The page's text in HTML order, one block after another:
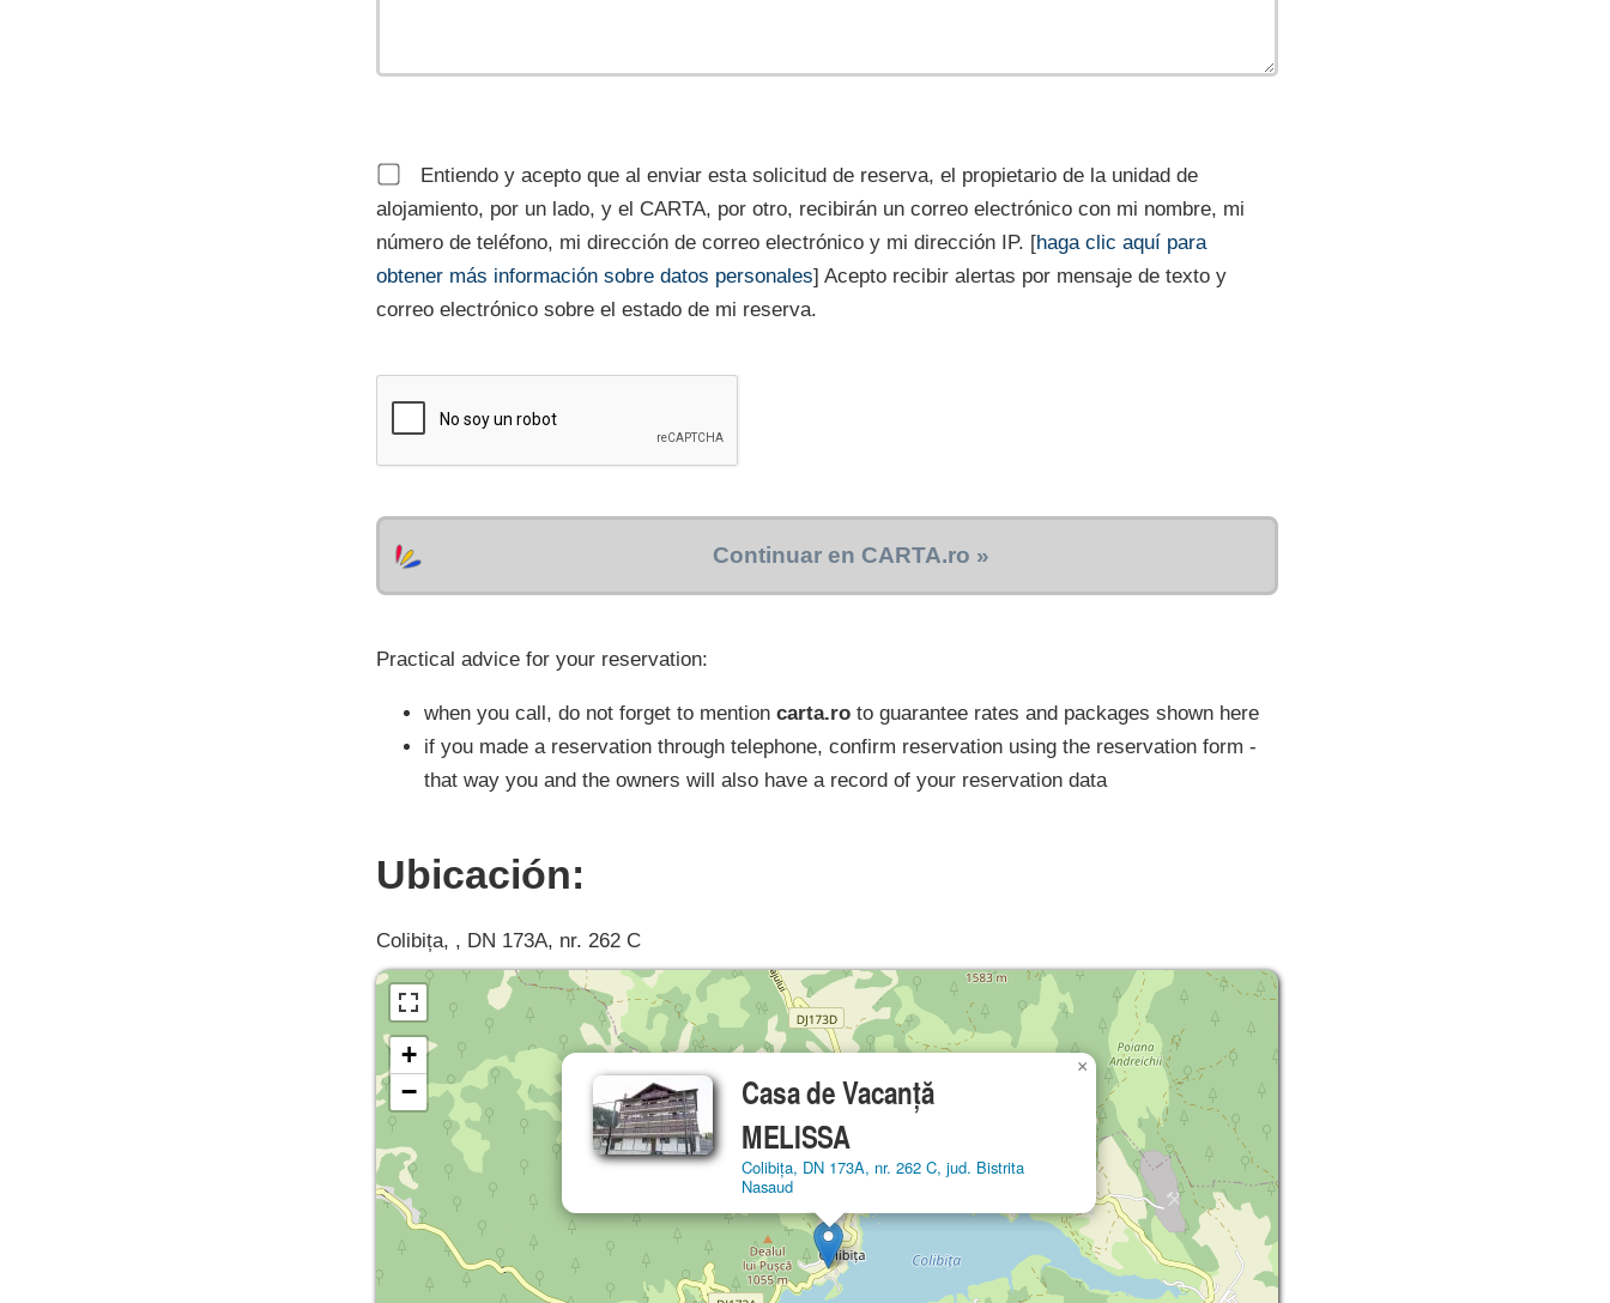
Entiendo y acepto que al enviar esta solicitud de reserva, el propietario de la unidad de
alojamiento, por un lado, y el CARTA, por otro, recibirán un correo electrónico con mi nombre, mi
número de teléfono, mi dirección de correo electrónico y mi dirección IP. [haga clic aquí para
obtener más información sobre datos personales] Acepto recibir alertas por mensaje de texto y
correo electrónico sobre el estado de mi reserva.
Continuar en CARTA.ro »
Practical advice for your reservation:
when you call, do not forget to mention carta.ro to guarantee rates and packages shown here
if you made a reservation through telephone, confirm reservation using the reservation form -
that way you and the owners will also have a record of your reservation data
Ubicación:
Colibița, , DN 173A, nr. 262 C
Casa de Vacanță
MELISSA
Colibița, DN 173A, nr. 262 C, jud. Bistrita
Nasaud
×
+
−